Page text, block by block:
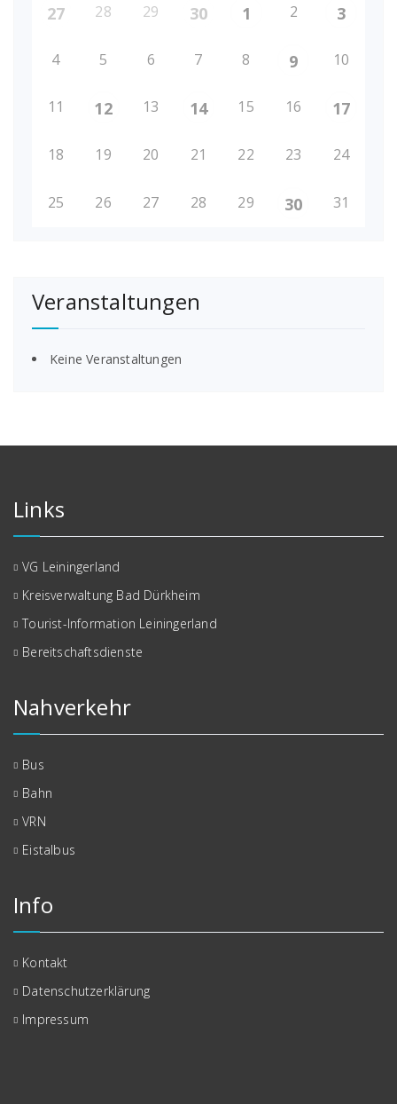
27 28 29 30 1 2 3
4 5 6 7 8 9 10
11 12 13 14 15 16 17
18 19 20 21 22 23 24
25 26 27 28 29 30 31
Veranstaltungen
Keine Veranstaltungen
Links
VG Leiningerland
Kreisverwaltung Bad Dürkheim
Tourist-Information Leiningerland
Bereitschaftsdienste
Nahverkehr
Bus
Bahn
VRN
Eistalbus
Info
Kontakt
Datenschutzerklärung
Impressum